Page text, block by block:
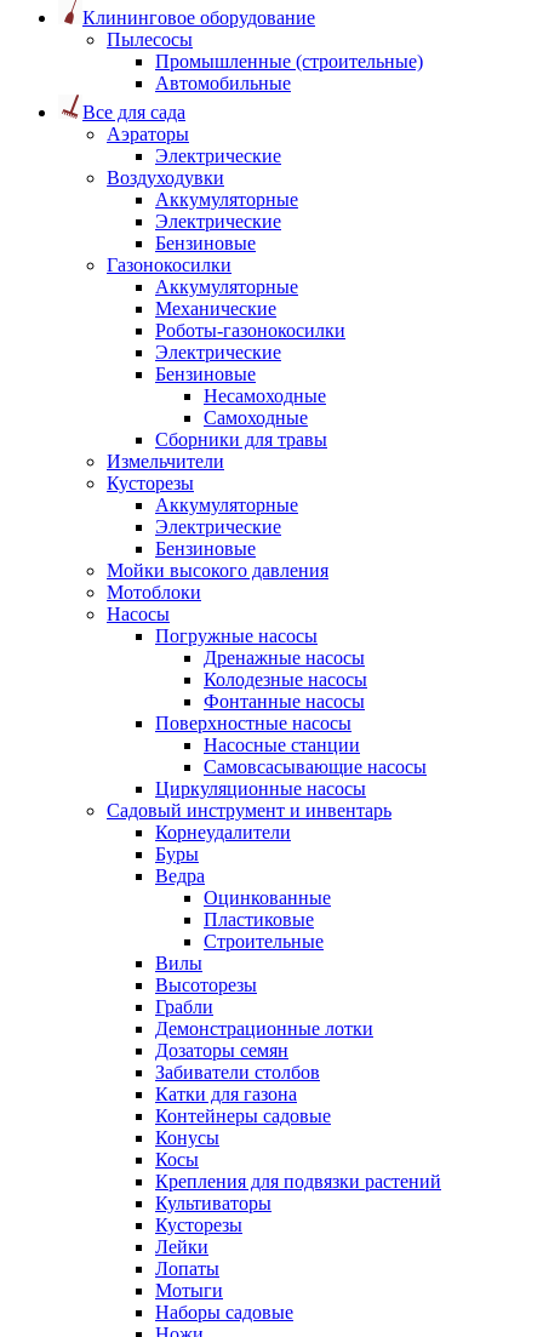
Клининговое оборудование
Пылесосы
Промышленные (строительные)
Автомобильные
Все для сада
Аэраторы
Электрические
Воздуходувки
Аккумуляторные
Электрические
Бензиновые
Газонокосилки
Аккумуляторные
Механические
Роботы-газонокосилки
Электрические
Бензиновые
Несамоходные
Самоходные
Сборники для травы
Измельчители
Кусторезы
Аккумуляторные
Электрические
Бензиновые
Мойки высокого давления
Мотоблоки
Насосы
Погружные насосы
Дренажные насосы
Колодезные насосы
Фонтанные насосы
Поверхностные насосы
Насосные станции
Самовсасывающие насосы
Циркуляционные насосы
Садовый инструмент и инвентарь
Корнеудалители
Буры
Ведра
Оцинкованные
Пластиковые
Строительные
Вилы
Высоторезы
Грабли
Демонстрационные лотки
Дозаторы семян
Забиватели столбов
Катки для газона
Контейнеры садовые
Конусы
Косы
Крепления для подвязки растений
Культиваторы
Кусторезы
Лейки
Лопаты
Мотыги
Наборы садовые